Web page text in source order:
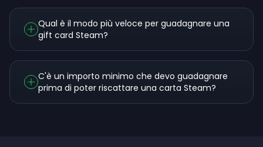
Qual è il modo più veloce per guadagnare una
gift card Steam?
C'è un importo minimo che devo guadagnare
prima di poter riscattare una carta Steam?